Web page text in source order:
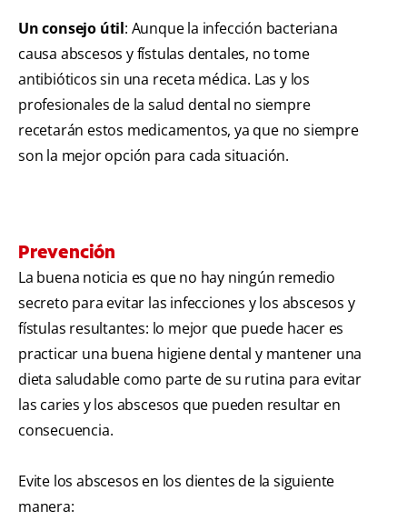
Un consejo útil: Aunque la infección bacteriana
causa abscesos y fístulas dentales, no tome
antibióticos sin una receta médica. Las y los
profesionales de la salud dental no siempre
recetarán estos medicamentos, ya que no siempre
son la mejor opción para cada situación.
Prevención
La buena noticia es que no hay ningún remedio
secreto para evitar las infecciones y los abscesos y
fístulas resultantes: lo mejor que puede hacer es
practicar una buena higiene dental y mantener una
dieta saludable como parte de su rutina para evitar
las caries y los abscesos que pueden resultar en
consecuencia.
Evite los abscesos en los dientes de la siguiente
manera: